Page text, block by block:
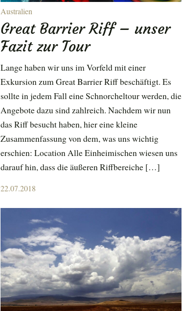
Australien
Great Barrier Riff – unser
Fazit zur Tour
Lange haben wir uns im Vorfeld mit einer
Exkursion zum Great Barrier Riff beschäftigt. Es
sollte in jedem Fall eine Schnorcheltour werden, die
Angebote dazu sind zahlreich. Nachdem wir nun
das Riff besucht haben, hier eine kleine
Zusammenfassung von dem, was uns wichtig
erschien: Location Alle Einheimischen wiesen uns
darauf hin, dass die äußeren Riffbereiche […]
Posted
22.07.2018